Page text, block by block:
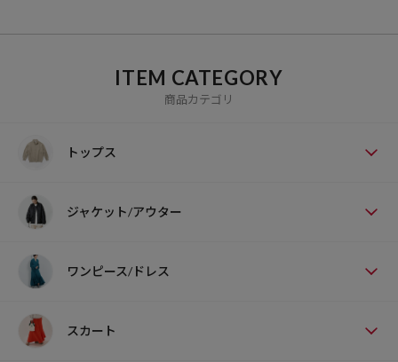
ITEM CATEGORY
商品カテゴリ
トップス
ジャケット/アウター
ワンピース/ドレス
スカート